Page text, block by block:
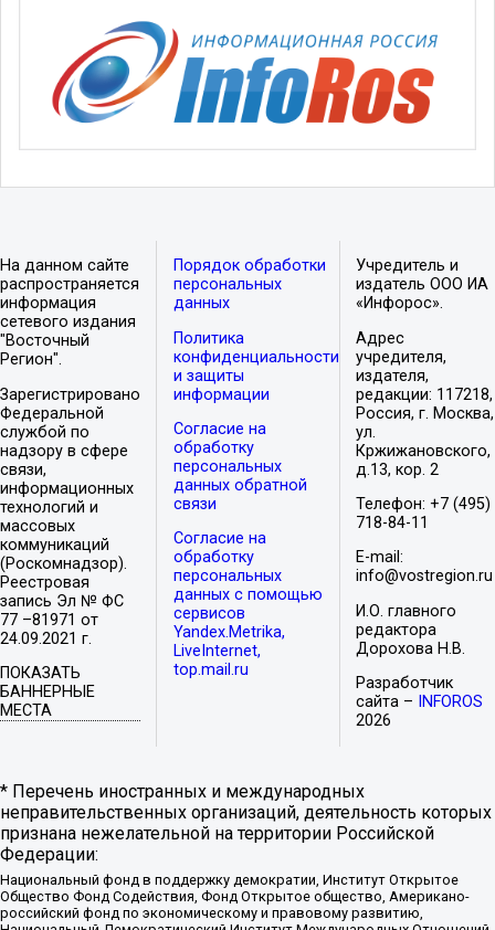
На данном сайте
распространяется
информация
сетевого издания
"Восточный
Регион".
Зарегистрировано
Федеральной
службой по
надзору в сфере
связи,
информационных
технологий и
массовых
коммуникаций
(Роскомнадзор).
Реестровая
запись Эл № ФС
77 –81971 от
24.09.2021 г.
ПОКАЗАТЬ
БАННЕРНЫЕ
МЕСТА
Порядок обработки
персональных
данных
Политика
конфиденциальности
и защиты
информации
Согласие на
обработку
персональных
данных обратной
связи
Согласие на
обработку
персональных
данных с помощью
сервисов
Yandex.Metrika,
LiveInternet,
top.mail.ru
Учредитель и
издатель ООО ИА
«Инфорос».
Адрес
учредителя,
издателя,
редакции: 117218,
Россия, г. Москва,
ул.
Кржижановского,
д.13, кор. 2
Телефон: +7 (495)
718-84-11
E-mail:
info@vostregion.ru
И.О. главного
редактора
Дорохова Н.В.
Разработчик
сайта –
INFOROS
2026
* Перечень иностранных и международных
неправительственных организаций, деятельность которых
признана нежелательной на территории Российской
Федерации:
Национальный фонд в поддержку демократии, Институт Открытое
Общество Фонд Содействия, Фонд Открытое общество, Американо-
российский фонд по экономическому и правовому развитию,